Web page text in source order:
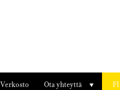
Verkosto Ota yhteyttä FI